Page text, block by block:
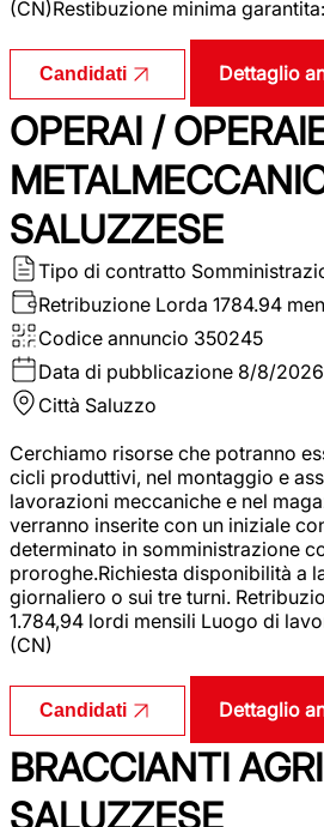
(CN)Restibuzione minima
Candidati Dettaglio
OPERAI /
SALUZZESE
Tipo di contratto
Retribuzione Lorda 1784.94
Codice annuncio 350245
Data di pubblicazione 8/8/2026
Città Saluzzo
Cerchiamo risorse che potranno
cicli produttivi, nel montaggio e
lavorazioni meccaniche e nel
verranno inserite con un iniziale
determinato in somministrazione
proroghe.Richiesta disponibilità a
giornaliero o sui tre turni.
1.784,94 lordi mensili Luogo di
(CN)
Candidati Dettaglio
BRACCIANTI
SALUZZESE